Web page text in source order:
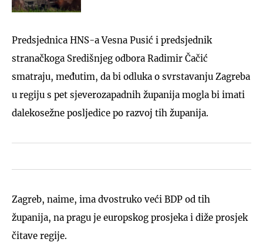
Predsjednica HNS-a Vesna Pusić i predsjednik
stranačkoga Središnjeg odbora Radimir Čačić
smatraju, međutim, da bi odluka o svrstavanju Zagreba
u regiju s pet sjeverozapadnih županija mogla bi imati
dalekosežne posljedice po razvoj tih županija.
Zagreb, naime, ima dvostruko veći BDP od tih
županija, na pragu je europskog prosjeka i diže prosjek
čitave regije.